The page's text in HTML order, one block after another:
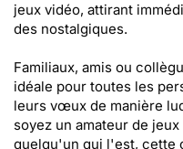
jeux vidéo, attirant
des nostalgiques.
Familiaux, amis ou
idéale pour toutes les
leurs vœux de manière
soyez un amateur de
quelqu'un qui l'est, cette